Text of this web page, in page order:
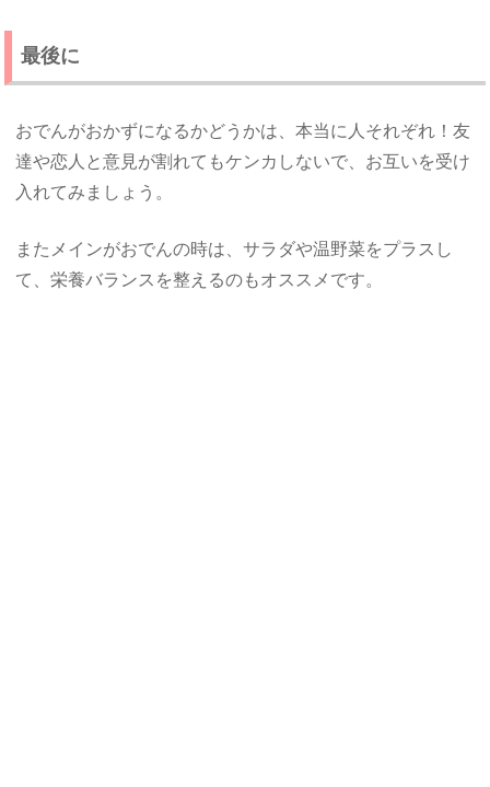
最後に
おでんがおかずになるかどうかは、本当に人それぞれ！友
達や恋人と意見が割れてもケンカしないで、お互いを受け
入れてみましょう。
またメインがおでんの時は、サラダや温野菜をプラスし
て、栄養バランスを整えるのもオススメです。